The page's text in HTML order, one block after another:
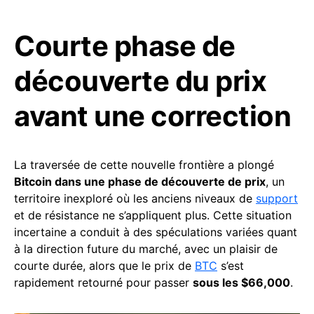
Courte phase de
découverte du prix
avant une correction
La traversée de cette nouvelle frontière a plongé
Bitcoin dans une phase de découverte de prix, un
territoire inexploré où les anciens niveaux de support
et de résistance ne s’appliquent plus. Cette situation
incertaine a conduit à des spéculations variées quant
à la direction future du marché, avec un plaisir de
courte durée, alors que le prix de BTC s’est
rapidement retourné pour passer sous les $66,000.